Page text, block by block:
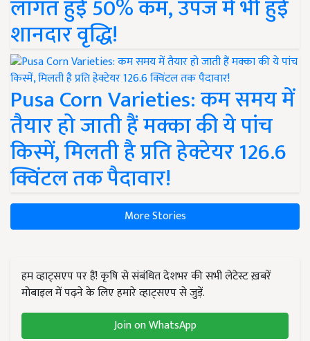
लागत हुई 50% कम, उपज में भी हुई
शानदार वृद्धि!
Pusa Corn Varieties: कम समय में
तैयार हो जाती हैं मक्का की ये पांच
किस्में, मिलती है प्रति हेक्टेयर 126.6
क्विंटल तक पैदावार!
More Stories
हम व्हाट्सएप पर हैं! कृषि से संबंधित देशभर की सभी लेटेस्ट ख़बरें
मोबाइल में पढ़ने के लिए हमारे व्हाट्सएप से जुड़ें.
Join on WhatsApp